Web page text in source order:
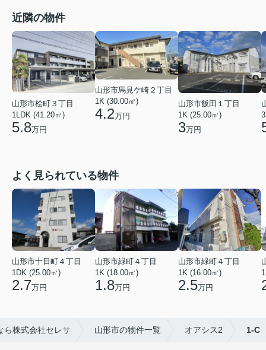
近隣の物件
山形市桧町３丁目
1LDK (41.20㎡)
5.8万円
山形市馬見ケ崎２丁目
1K (30.00㎡)
4.2万円
山形市飯田１丁目
1K (25.00㎡)
3万円
よく見られている物件
山形市十日町４丁目
1DK (25.00㎡)
2.7万円
山形市緑町４丁目
1K (18.00㎡)
1.8万円
山形市緑町４丁目
1K (16.00㎡)
2.5万円
ら株式会社セレサ 山形市の物件一覧 オアシス2 1-C